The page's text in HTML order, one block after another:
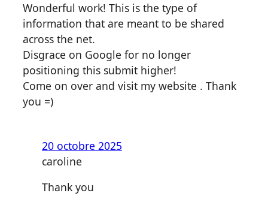
Wonderful work! This is the type of
information that are meant to be shared
across the net.
Disgrace on Google for no longer
positioning this submit higher!
Come on over and visit my website . Thank
you =)
20 octobre 2025
caroline
Thank you